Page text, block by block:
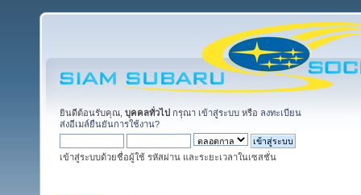
ยินดีต้อนรับคุณ, บุคคลทั่วไป กรุณา เข้าสู่ระบบ หรือ ลงทะเบียน
ส่งอีเมล์ยืนยันการใช้งาน?
เข้าสู่ระบบด้วยชื่อผู้ใช้ รหัสผ่าน และระยะเวลาในเซสชั่น